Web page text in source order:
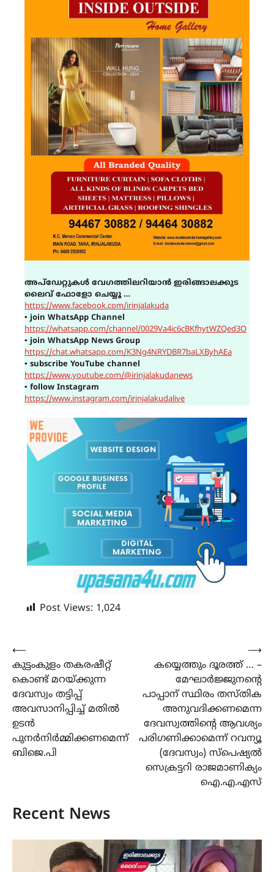
അപ്ഡേറ്റുകൾ വേഗത്തിലറിയാൻ ഇരിങ്ങാലക്കുട
ലൈവ് ഫോളോ ചെയ്യൂ …
https://www.facebook.com/irinjalakuda
▪join WhatsApp Channel
https://whatsapp.com/channel/0029Va4ic6cBKfhytWZQed3O
▪join WhatsApp News Group
https://chat.whatsapp.com/K3Ng4NRYDBR7baLXByhAEa
▪ subscribe YouTube channel
https://www.youtube.com/@irinjalakudanews
▪ follow Instagram
https://www.instagram.com/irinjalakudalive
Post Views: 1,024
Post
navigation
⟵
കുട്ടംകുളം തകരഷീറ്റ്
കൊണ്ട് മറയ്ക്കുന്ന
ദേവസ്വം തട്ടിപ്പ്
അവസാനിപ്പിച്ച് മതിൽ
ഉടൻ
പുനർനിർമ്മിക്കണമെന്ന്
ബിജെ.പി
കയ്യെത്തും ദൂരത്ത് … –
മേഘാർജ്ജുനന്‍റെ
പാപ്പാന് സ്ഥിരം തസ്തിക
അനുവദിക്കണമെന്ന
ദേവസ്വത്തിന്‍റെ ആവശ്യം
പരിഗണിക്കാമെന്ന് റവന്യൂ
(ദേവസ്വം) സ്പെഷ്യൽ
സെക്രട്ടറി രാജമാണിക്യം
ഐ.എ.എസ്
⟶
Recent News